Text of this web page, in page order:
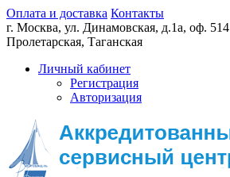
Оплата и доставка Контакты
г. Москва, ул. Динамовская, д.1а, оф. 514
Пролетарская, Таганская
Личный кабинет
Регистрация
Авторизация